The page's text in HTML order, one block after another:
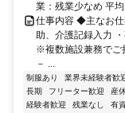
業：残業少なめ 平
仕事内容 ◆主なお
助、介護記録入力
※複数施設兼務でご
－ ...
制服あり 業界未経験者歓
長期
フリーター歓迎 産
経験者歓迎
残業なし 有